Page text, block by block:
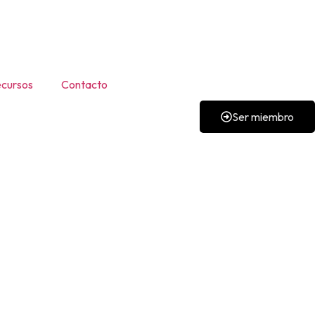
Contacto
Ser miembro